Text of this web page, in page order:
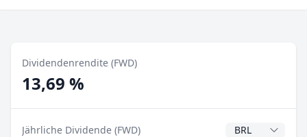
Dividendenrendite (FWD)
13,69 %
Jährliche Dividende (FWD)